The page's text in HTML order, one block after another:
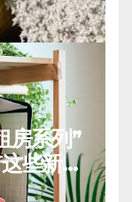
房系列”
些新动